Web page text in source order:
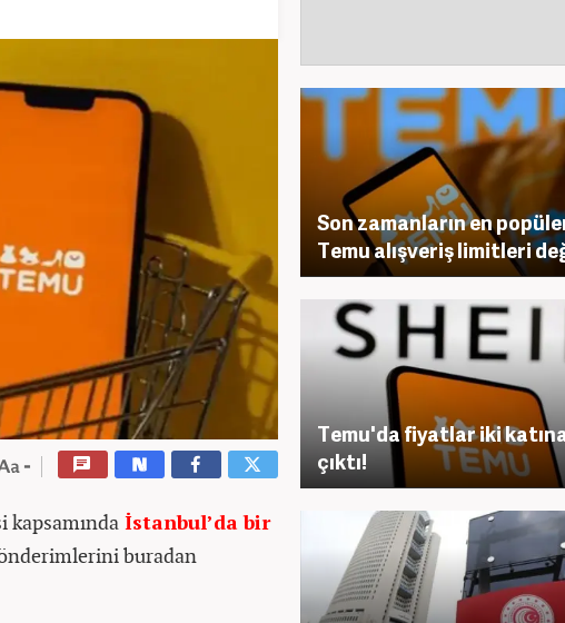
kapsamında İstanbul’da bir
buradan
Son zamanların en
Temu alışveriş limitleri
Temu'da fiyatlar iki
çıktı!